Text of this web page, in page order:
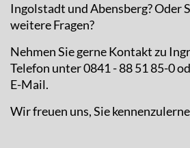
Ingolstadt und Abensberg? Oder
weitere Fragen?
Nehmen Sie gerne Kontakt zu
Telefon unter 0841 - 88 51 85-0
E-Mail.
Wir freuen uns, Sie